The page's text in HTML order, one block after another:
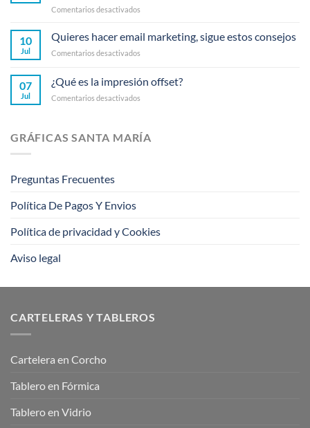
Comentarios desactivados
ejemplos
de
ambient
que
barreras
10
Jul
Quieres hacer email marketing, sigue estos consejos
Comentarios desactivados
email
marketing,
consejos
07
Jul
¿Qué es la impresión offset?
Comentarios desactivados
la
impresión
GRÁFICAS SANTA MARÍA
Preguntas Frecuentes
Política De Pagos Y Envios
Política de privacidad y Cookies
Aviso legal
CARTELERAS Y TABLEROS
Cartelera en Corcho
Tablero en Fórmica
Tablero en Vidrio